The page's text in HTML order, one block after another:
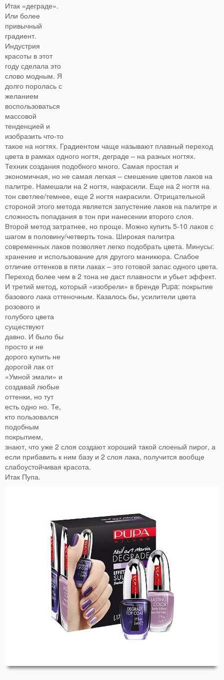
Итак «деграде».
Или более
привычный
градиент.
Индустрия
красоты в этот
году сделала это
слово модным. Я
долго поролась с
желанием
воспользоваться
массовой
тенденцией и
изобразить что-то
такое на ногтях. Градиентом чаще называют плавный переход
цвета в рамках одного ногтя, деграде – на разных ногтях.
Техник создания подобного много. Самая простая и
экономичная, но не самая легкая – смешение цветов лаков на
палитре. Намешали на 2 ногтя, накрасили. Еще на 2 ногтя на
тон светлее/темнее, еще 2 ногтя накрасили. Отрицательной
стороной этого метода является запустение лаков на палитре и
сложность попадания в тон при нанесении второго слоя.
Второй метод затратнее, но проще. Можно купить 5-10 лаков с
шагом в половину/четверть тона. Широкая палитра
современных лаков позволяет легко подобрать цвета. Минусы:
хранение и использование для другого маникюра. Слабое
отличие оттенков в пяти лаках – это готовой запас одного цвета.
Переход более чем в 2 тона не даст плавности и убьет эффект.
И третий метод, который «изобрели» в бренде Pupa: покрытие
базового лака оттеночным. Казалось бы, усилители цвета
розового и
голубого цвета
существуют
давно. И было бы
просто и не
дорого купить не
дорогой лак от
«Умной эмали» и
создавай любые
оттенки, но тут
есть одно но. Те,
кто пользовался
подобным
покрытием,
знают, что уже 2 слоя создают хороший такой слоеный пирог, а
если прибавить к ним базу и 2 слоя лака, получится вообще
слабоустойчивая красота.
Итак Пупа.